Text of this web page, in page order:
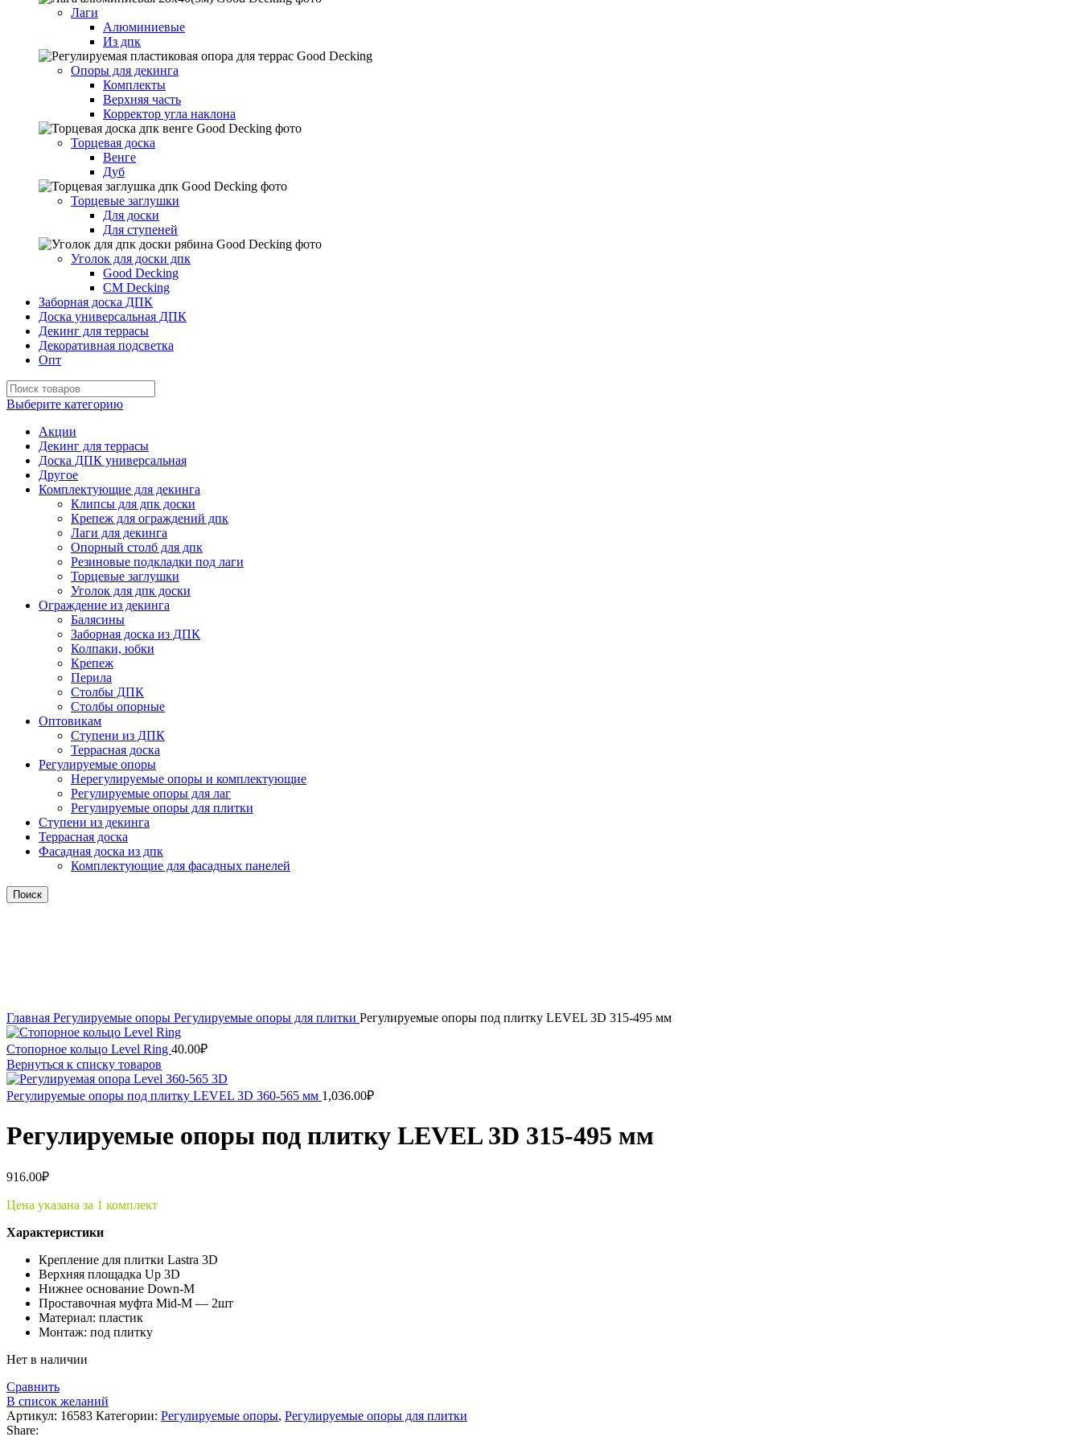
Лаги
Алюминиевые
Из дпк
Опоры для декинга
Комплекты
Верхняя часть
Корректор угла наклона
Торцевая доска
Венге
Дуб
Торцевые заглушки
Для доски
Для ступеней
Уголок для доски дпк
Good Decking
CM Decking
Заборная доска ДПК
Доска универсальная ДПК
Декинг для террасы
Декоративная подсветка
Опт
Выберите категорию
Акции
Декинг для террасы
Доска ДПК универсальная
Другое
Комплектующие для декинга
Клипсы для дпк доски
Крепеж для ограждений дпк
Лаги для декинга
Опорный столб для дпк
Резиновые подкладки под лаги
Торцевые заглушки
Уголок для дпк доски
Ограждение из декинга
Балясины
Заборная доска из ДПК
Колпаки, юбки
Крепеж
Перила
Столбы ДПК
Столбы опорные
Оптовикам
Ступени из ДПК
Террасная доска
Регулируемые опоры
Нерегулируемые опоры и комплектующие
Регулируемые опоры для лаг
Регулируемые опоры для плитки
Ступени из декинга
Террасная доска
Фасадная доска из дпк
Комплектующие для фасадных панелей
Поиск
Главная Регулируемые опоры Регулируемые опоры для плитки Регулируемые опоры под плитку LEVEL 3D 315-495 мм
Стопорное кольцо Level Ring 40.00₽
Вернуться к списку товаров
Регулируемые опоры под плитку LEVEL 3D 360-565 мм 1,036.00₽
Регулируемые опоры под плитку LEVEL 3D 315-495 мм
916.00₽
Цена указана за 1 комплект
Характеристики
Крепление для плитки Lastra 3D
Верхняя площадка Up 3D
Нижнее основание Down-M
Проставочная муфта Mid-M — 2шт
Материал: пластик
Монтаж: под плитку
Нет в наличии
Сравнить
В список желаний
Артикул: 16583 Категории: Регулируемые опоры, Регулируемые опоры для плитки
Share: